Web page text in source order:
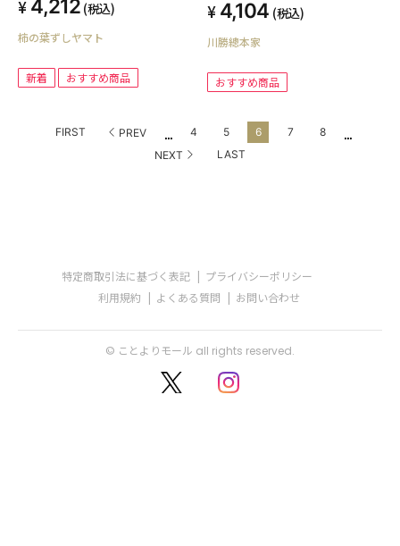
4,212 (税込)
柿の葉ずしヤマト
新着 おすすめ商品
4,104 (税込)
川勝總本家
おすすめ商品
FIRST PREV ... 4 5 6 7 8 ...
NEXT LAST
特定商取引法に基づく表記
プライバシーポリシー
利用規約
よくある質問 お問い合わせ
© ことよりモール all rights reserved.